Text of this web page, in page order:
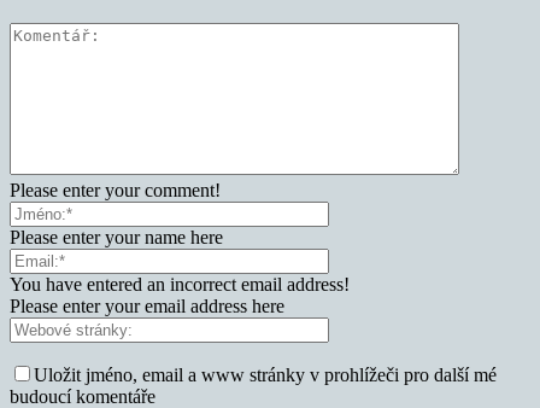
Please enter your comment!
Please enter your name here
You have entered an incorrect email address!
Please enter your email address here
Uložit jméno, email a www stránky v prohlížeči pro další mé
budoucí komentáře